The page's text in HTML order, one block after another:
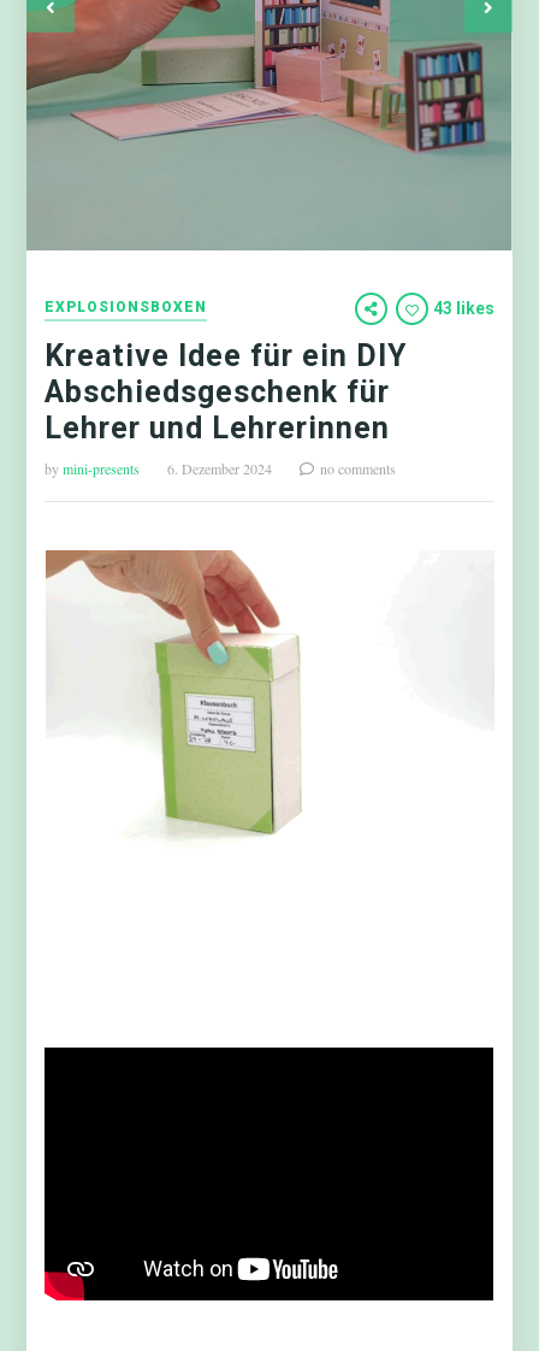
EXPLOSIONSBOXEN 43 likes
Kreative Idee für ein DIY
Abschiedsgeschenk für
Lehrer und Lehrerinnen
bymini-presents 6. Dezember 2024 no comments